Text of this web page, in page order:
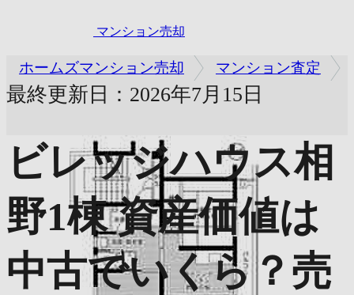
マンション売却
ホームズマンション売却 マンション査定
最終更新日：2026年7月15日
ビレッジハウス相
野1棟 資産価値は
中古でいくら？売